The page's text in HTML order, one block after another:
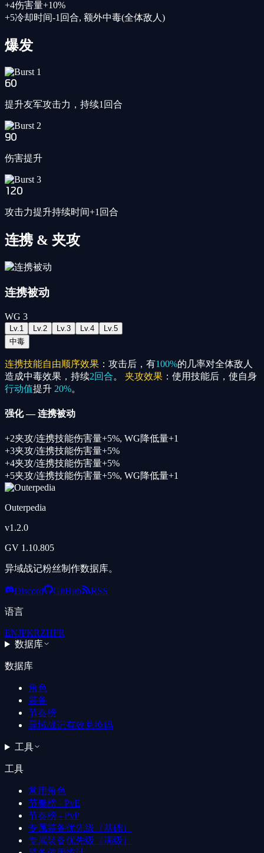
+4伤害量+10%
+5冷却时间-1回合, 额外中毒(全体敌人)
爆发
60
提升友军攻击力，持续1回合
90
伤害提升
120
攻击力提升持续时间+1回合
连携 & 夹攻
连携被动
WG 3
Lv. 1 Lv. 2 Lv. 3 Lv. 4 Lv. 5
中毒
连携技能自由顺序效果 ：攻击后，有100%的几率对全体敌人
造成中毒效果，持续2回合。 夹攻效果 ：使用技能后，使自身
行动值提升 20%。
强化—连携被动
+2夹攻/连携技能伤害量+5%, WG降低量+1
+3夹攻/连携技能伤害量+5%
+4夹攻/连携技能伤害量+5%
+5夹攻/连携技能伤害量+5%, WG降低量+1
Outerpedia
v1.2.0
GV 1.10.805
异域战记粉丝制作数据库。
Discord GitHub RSS
语言
ENJPKRZHFR
数据库
数据库
角色
装备
节奏榜
异域战记有效兑换码
工具
工具
常用角色
节奏榜 - PvE
节奏榜 - PvP
专属装备优先级（基础）
专属装备优先级（满级）